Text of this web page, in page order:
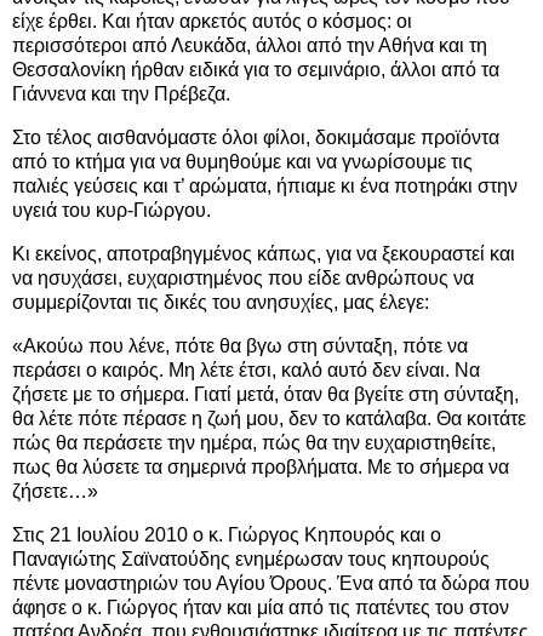
είχε έρθει. Και ήταν αρκετός αυτός ο κόσμος: οι
περισσότεροι από Λευκάδα, άλλοι από την Αθήνα και τη
Θεσσαλονίκη ήρθαν ειδικά για το σεμινάριο, άλλοι από τα
Γιάννενα και την Πρέβεζα.
Στο τέλος αισθανόμαστε όλοι φίλοι, δοκιμάσαμε προϊόντα
από το κτήμα για να θυμηθούμε και να γνωρίσουμε τις
παλιές γεύσεις και τ’ αρώματα, ήπιαμε κι ένα ποτηράκι στην
υγειά του κυρ-Γιώργου.
Κι εκείνος, αποτραβηγμένος κάπως, για να ξεκουραστεί και
να ησυχάσει, ευχαριστημένος που είδε ανθρώπους να
συμμερίζονται τις δικές του ανησυχίες, μας έλεγε:
«Ακούω που λένε, πότε θα βγω στη σύνταξη, πότε να
περάσει ο καιρός. Μη λέτε έτσι, καλό αυτό δεν είναι. Να
ζήσετε με το σήμερα. Γιατί μετά, όταν θα βγείτε στη σύνταξη,
θα λέτε πότε πέρασε η ζωή μου, δεν το κατάλαβα. Θα κοιτάτε
πώς θα περάσετε την ημέρα, πώς θα την ευχαριστηθείτε,
πως θα λύσετε τα σημερινά προβλήματα. Με το σήμερα να
ζήσετε…»
Στις 21 Ιουλίου 2010 ο κ. Γιώργος Κηπουρός και ο
Παναγιώτης Σαϊνατούδης ενημέρωσαν τους κηπουρούς
πέντε μοναστηριών του Αγίου Όρους. Ένα από τα δώρα που
άφησε ο κ. Γιώργος ήταν και μία από τις πατέντες του στον
πατέρα Ανδρέα, που ενθουσιάστηκε ιδιαίτερα με τις πατέντες